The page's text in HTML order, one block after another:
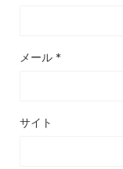
メール *
サイト